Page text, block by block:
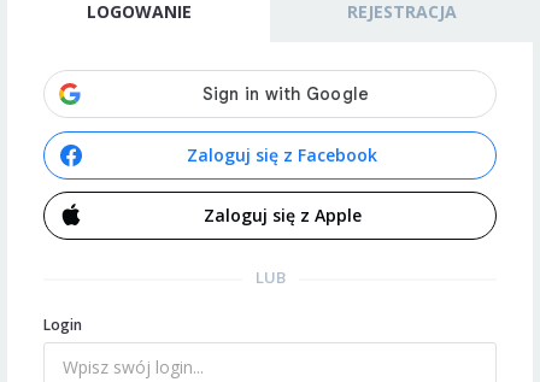
LOGOWANIE REJESTRACJA
Zaloguj się z Facebook
Zaloguj się z Apple
LUB
Login